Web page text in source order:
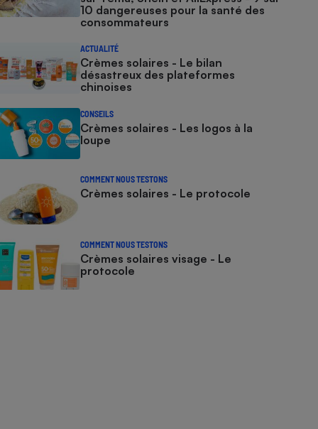
10 dangereuses pour la santé des
consommateurs
ACTUALITÉ
Crèmes solaires - Le bilan
désastreux des plateformes
chinoises
CONSEILS
Crèmes solaires - Les logos à la
loupe
COMMENT NOUS TESTONS
Crèmes solaires - Le protocole
COMMENT NOUS TESTONS
Crèmes solaires visage - Le
protocole